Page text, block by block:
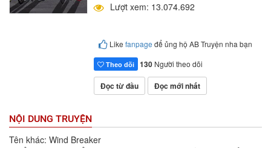
Lượt xem: 13.074.692
Like fanpage để ủng hộ AB Truyện nha bạn
Theo dõi 130 Người theo dõi
Đọc từ đầu Đọc mới nhất
NỘI DUNG TRUYỆN
Tên khác: Wind Breaker